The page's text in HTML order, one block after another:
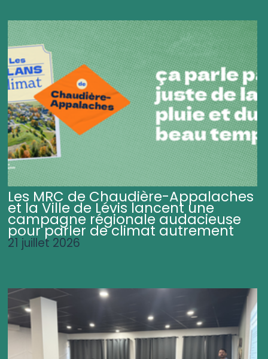
Les MRC de Chaudière-Appalaches
et la Ville de Lévis lancent une
campagne régionale audacieuse
pour parler de climat autrement
21 juillet 2026